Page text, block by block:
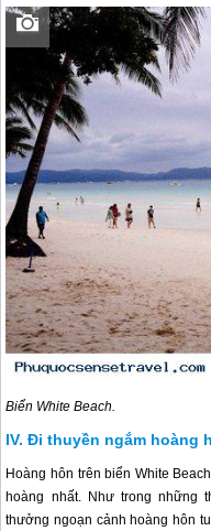
Biển White Beach.
Đi thuyền ngắm hoàng
Hoàng hôn trên biển White
hoàng nhất. Như trong những
thưởng ngoạn cảnh hoàng hôn